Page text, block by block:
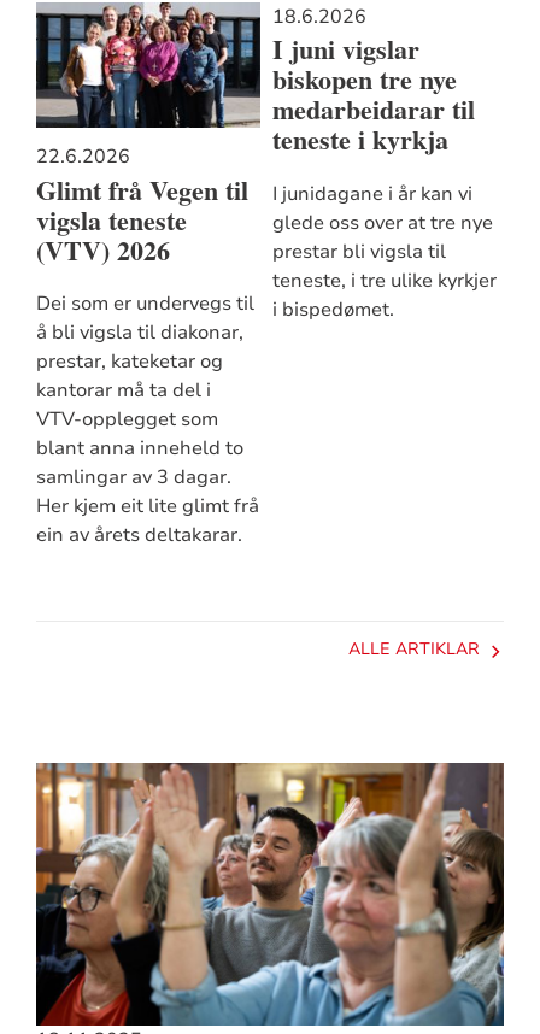
22.6.2026
Glimt frå Vegen til
vigsla teneste
(VTV) 2026
Dei som er undervegs til
å bli vigsla til diakonar,
prestar, kateketar og
kantorar må ta del i
VTV-opplegget som
blant anna inneheld to
samlingar av 3 dagar.
Her kjem eit lite glimt frå
ein av årets deltakarar.
18.6.2026
I juni vigslar
biskopen tre nye
medarbeidarar til
teneste i kyrkja
I junidagane i år kan vi
glede oss over at tre nye
prestar bli vigsla til
teneste, i tre ulike kyrkjer
i bispedømet.
ALLE ARTIKLAR